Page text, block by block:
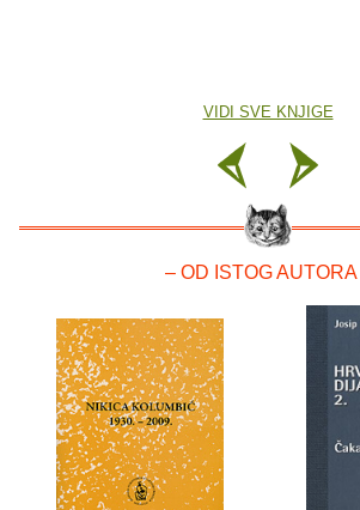
VIDI SVE KNJIGE
– OD ISTOG AUTORA